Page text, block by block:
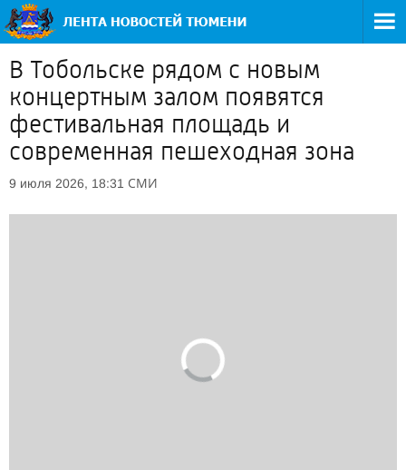
В Тобольске рядом с новым
концертным залом появятся
фестивальная площадь и
современная пешеходная зона
9 июля 2026, 18:31 СМИ